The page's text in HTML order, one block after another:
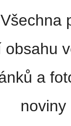
Všechna
obsahu
a